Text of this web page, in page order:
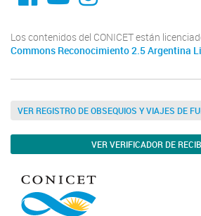
Los contenidos del CONICET están
Commons Reconocimiento 2.5 Argentina
VER REGISTRO DE OBSEQUIOS Y VIAJES DE
VER VERIFICADOR DE